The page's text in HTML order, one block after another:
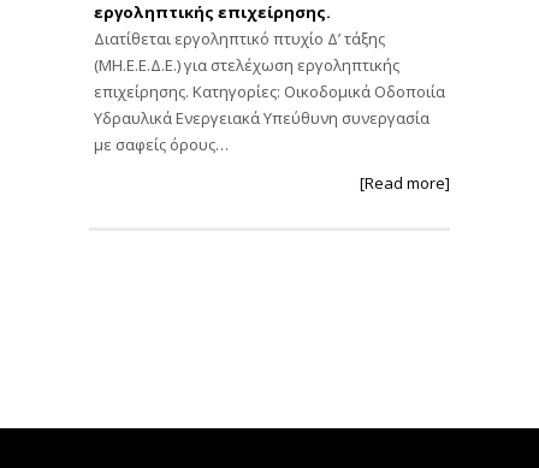
εργοληπτικής επιχείρησης.
Διατίθεται εργοληπτικό πτυχίο Δ’ τάξης
(ΜΗ.Ε.Ε.Δ.Ε.) για στελέχωση εργοληπτικής
επιχείρησης. Κατηγορίες: Οικοδομικά Οδοποιία
Υδραυλικά Ενεργειακά Υπεύθυνη συνεργασία
με σαφείς όρους…
[Read more]